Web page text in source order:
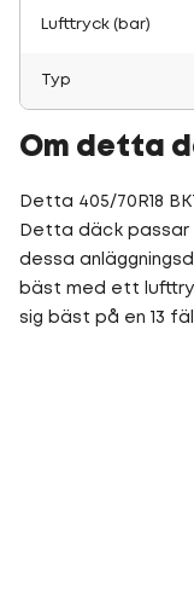
Lufttryck (bar)
Typ
Om detta
Detta 405/70R18
Detta däck
dessa
bäst med ett
sig bäst på en 13